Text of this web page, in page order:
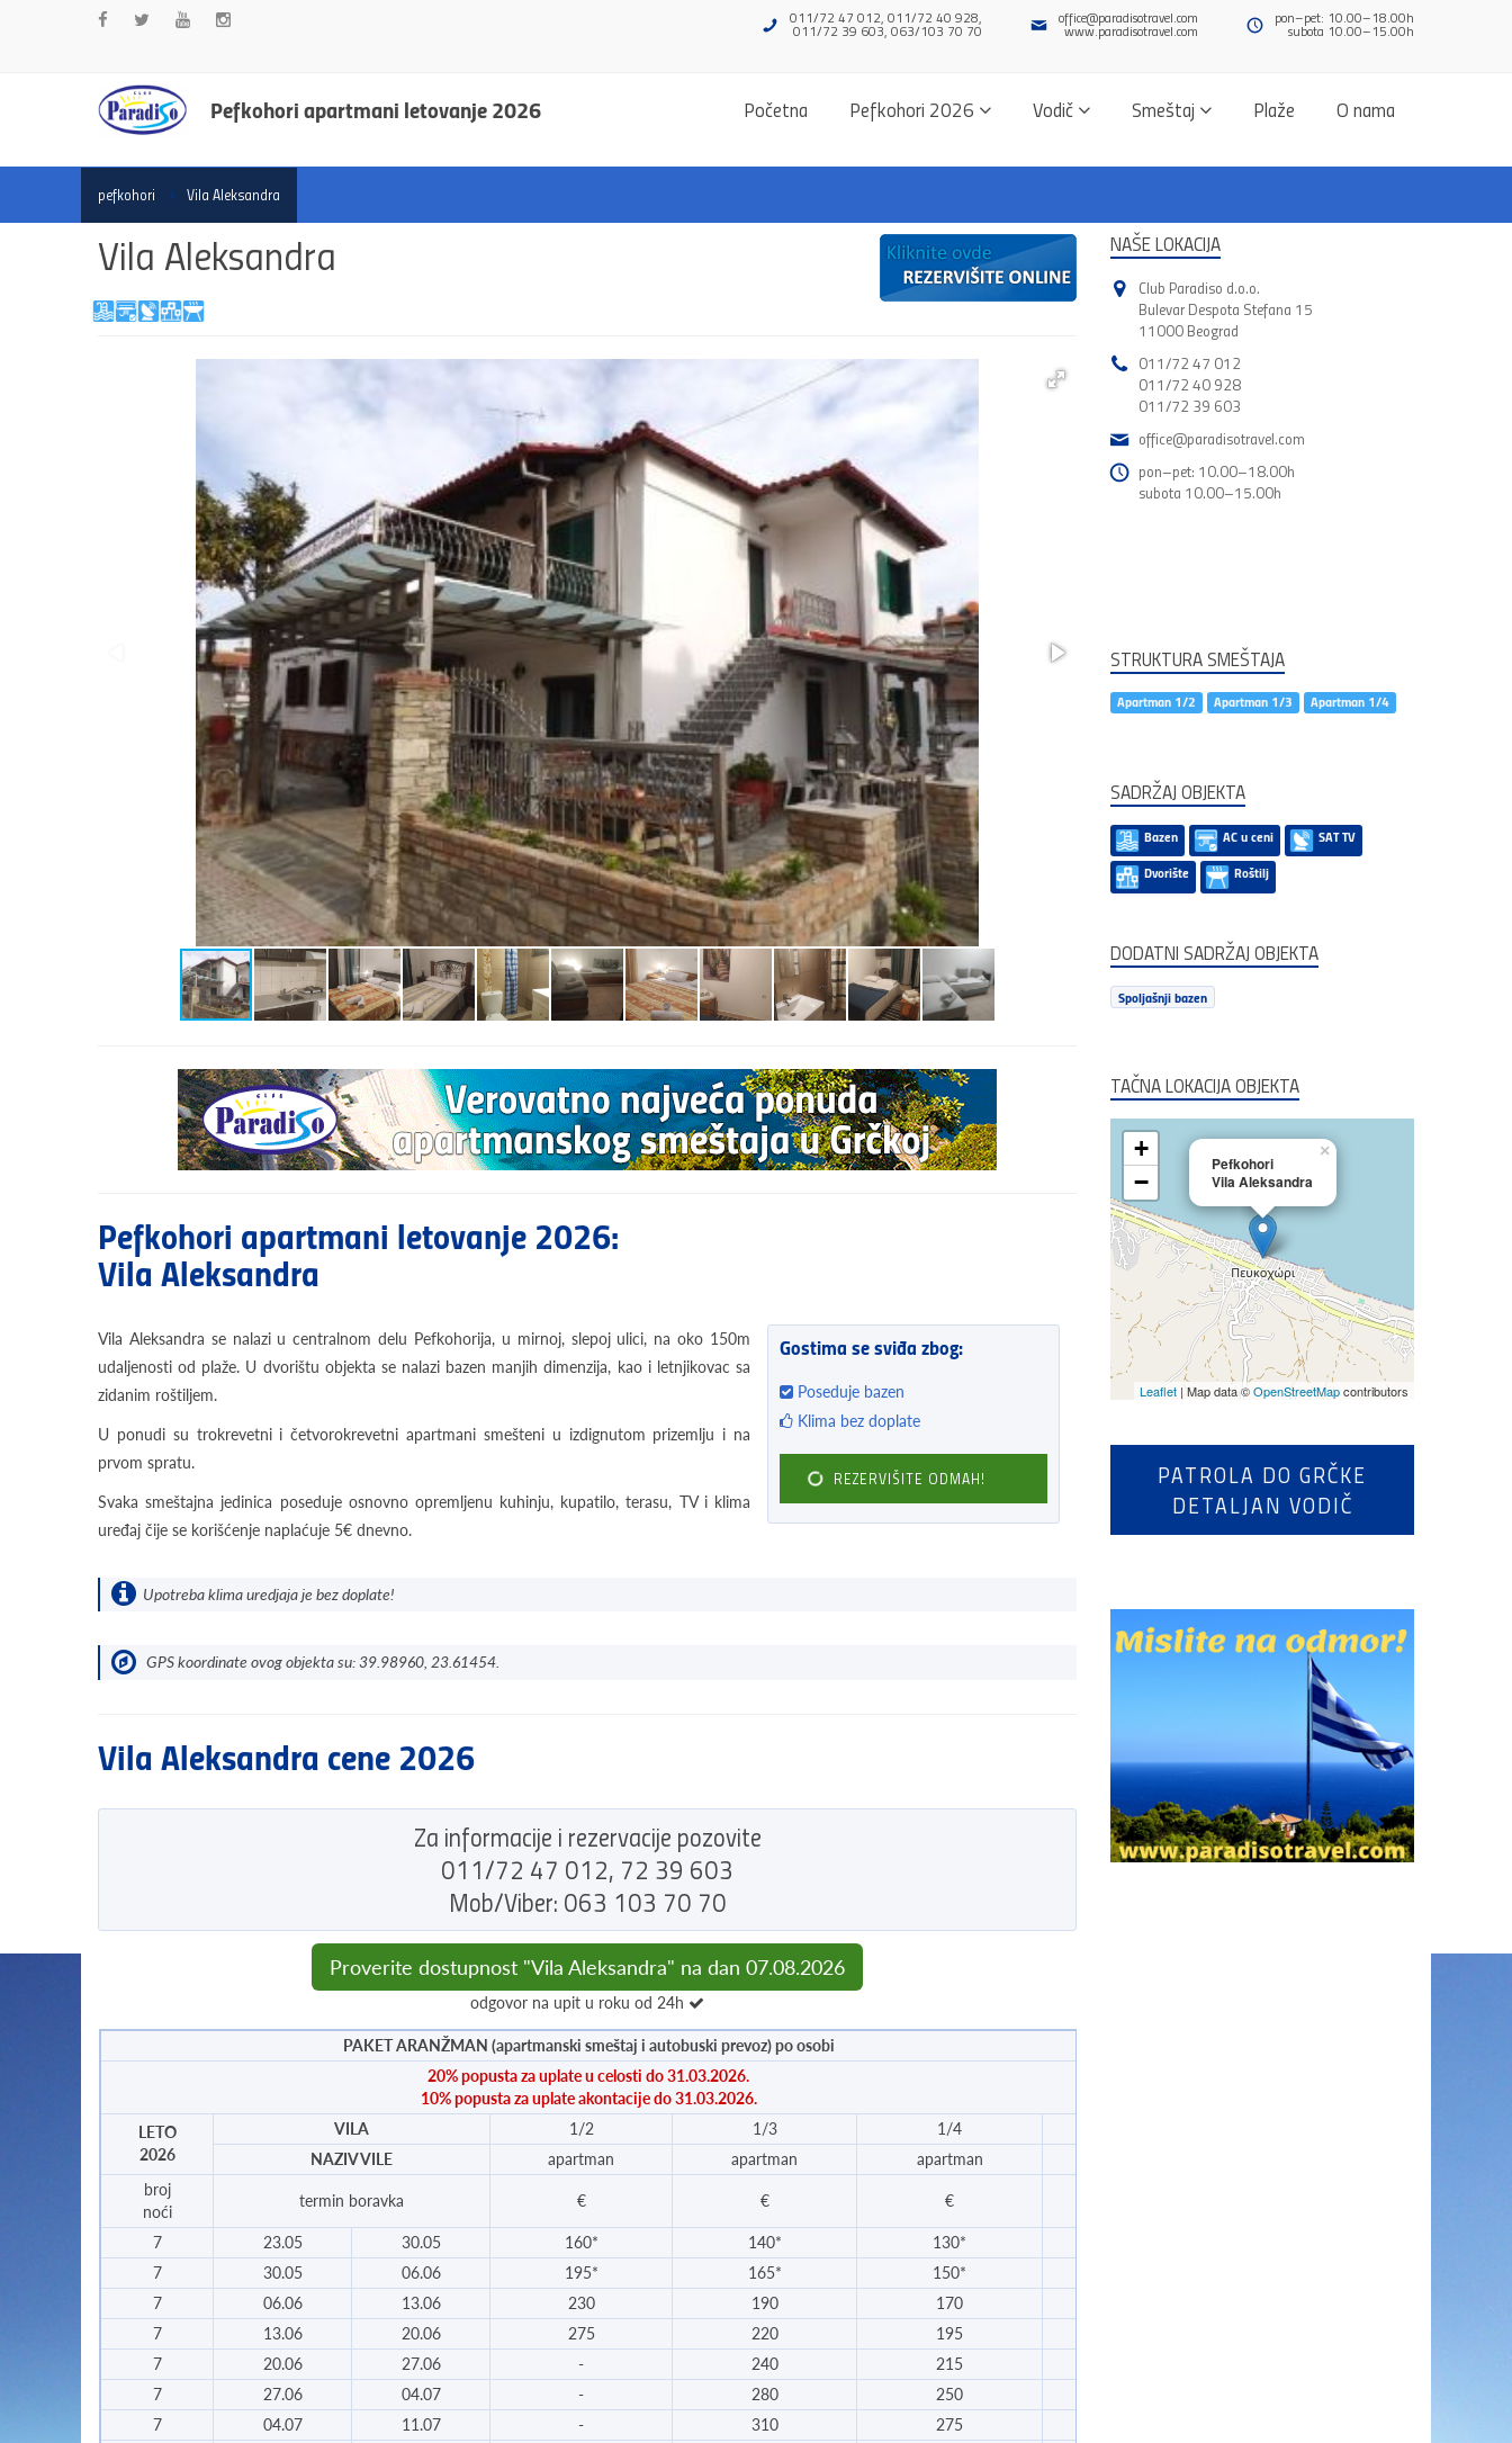
011/72 47 012, 011/72 40 928,
011/72 39 603, 063/103 70 70
office@paradisotravel.com
www.paradisotravel.com
pon–pet: 10.00–18.00h
subota 10.00–15.00h
Pefkohori apartmani letovanje 2026 Početna Pefkohori 2026 Vodič Smeštaj Plaže O nama
pefkohori Vila Aleksandra
Vila Aleksandra
Pefkohori apartmani letovanje 2026:
Vila Aleksandra
Gostima se sviđa zbog:
Poseduje bazen
Klima bez doplate
REZERVIŠITE ODMAH!
Vila Aleksandra se nalazi u centralnom delu Pefkohorija, u mirnoj, slepoj ulici, na oko 150m
udaljenosti od plaže. U dvorištu objekta se nalazi bazen manjih dimenzija, kao i letnjikovac sa
zidanim roštiljem.
U ponudi su trokrevetni i četvorokrevetni apartmani smešteni u izdignutom prizemlju i na
prvom spratu.
Svaka smeštajna jedinica poseduje osnovno opremljenu kuhinju, kupatilo, terasu, TV i klima
uređaj čije se korišćenje naplaćuje 5€ dnevno.
Upotreba klima uredjaja je bez doplate!
GPS koordinate ovog objekta su: 39.98960, 23.61454.
Vila Aleksandra cene 2026
Za informacije i rezervacije pozovite
011/72 47 012, 72 39 603
Mob/Viber: 063 103 70 70
Proverite dostupnost "Vila Aleksandra" na dan 07.08.2026
odgovor na upit u roku od 24h
PAKET ARANŽMAN (apartmanski smeštaj i autobuski prevoz) po osobi
20% popusta za uplate u celosti do 31.03.2026.
10% popusta za uplate akontacije do 31.03.2026.
LETO
2026
VILA 1/2 1/3
1/4
NAZIV VILE
apartman apartman
apartman
broj
noći
termin boravka € € €
7 23.05 30.05 160* 140*
130*
7
30.05 06.06 195* 165*
150*
7
06.06 13.06 230 190
170
7
13.06 20.06 275 220
195
7
20.06 27.06 - 240
215
7
27.06 04.07 - 280
250
7
04.07 11.07 - 310
275
NAŠE LOKACIJA
Club Paradiso d.o.o.
Bulevar Despota Stefana 15
11000 Beograd
011/72 47 012
011/72 40 928
011/72 39 603
office@paradisotravel.com
pon–pet: 10.00–18.00h
subota 10.00–15.00h
STRUKTURA SMEŠTAJA
Apartman 1/2 Apartman 1/3 Apartman 1/4
SADRŽAJ OBJEKTA
Bazen AC u ceni
SAT TV
Dvorište
Roštilj
DODATNI SADRŽAJ OBJEKTA
Spoljašnji bazen
TAČNA LOKACIJA OBJEKTA
Pefkohori
Vila Aleksandra
×
+
−
Leaflet | Map data ©OpenStreetMapcontributors
PATROLA DO GRČKE
DETALJAN VODIČ